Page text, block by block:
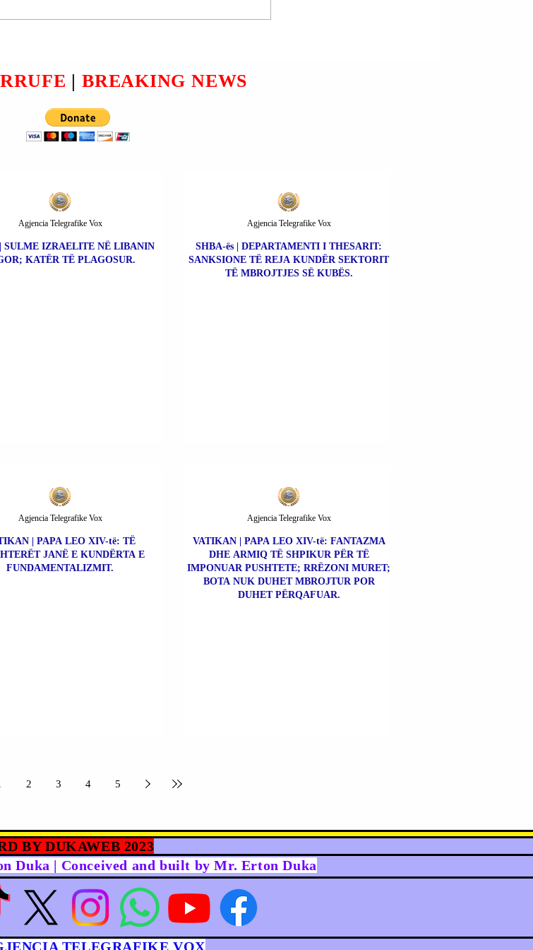
| BREAKING NEWS
SULME IZRAELITE NË LIBANIN
KATËR TË PLAGOSUR.
Agjencia Telegrafike Vox
SHBA-ës | DEPARTAMENTI I THESARIT:
SANKSIONE TË REJA KUNDËR SEKTORIT
TË MBROJTJES SË KUBËS.
Agjencia Telegrafike Vox
| PAPA LEO XIV-të: TË
JANË E KUNDËRTA E
FUNDAMENTALIZMIT.
Agjencia Telegrafike Vox
VATIKAN | PAPA LEO XIV-të: FANTAZMA
DHE ARMIQ TË SHPIKUR PËR TË
IMPONUAR PUSHTETE; RRËZONI MURET;
BOTA NUK DUHET MBROJTUR POR
DUHET PËRQAFUAR.
Agjencia Telegrafike Vox
2 3 4 5
BY DUKAWEB 2023
Duka | Conceived and built by Mr. Erton Duka
TELEGRAFIKE VOX